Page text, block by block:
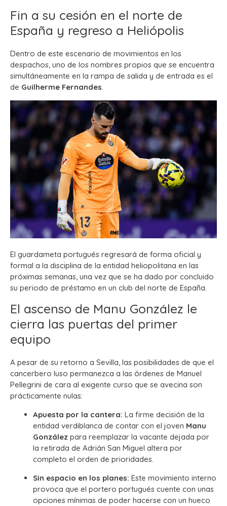
Fin a su cesión en el norte de
España y regreso a Heliópolis
Dentro de este escenario de movimientos en los
despachos, uno de los nombres propios que se encuentra
simultáneamente en la rampa de salida y de entrada es el
de Guilherme Fernandes.
El guardameta portugués regresará de forma oficial y
formal a la disciplina de la entidad heliopolitana en las
próximas semanas, una vez que se ha dado por concluido
su periodo de préstamo en un club del norte de España.
El ascenso de Manu González le
cierra las puertas del primer
equipo
A pesar de su retorno a Sevilla, las posibilidades de que el
cancerbero luso permanezca a las órdenes de Manuel
Pellegrini de cara al exigente curso que se avecina son
prácticamente nulas:
Apuesta por la cantera: La firme decisión de la
entidad verdiblanca de contar con el joven Manu
González para reemplazar la vacante dejada por
la retirada de Adrián San Miguel altera por
completo el orden de prioridades.
Sin espacio en los planes: Este movimiento interno
provoca que el portero portugués cuente con unas
opciones mínimas de poder hacerse con un hueco